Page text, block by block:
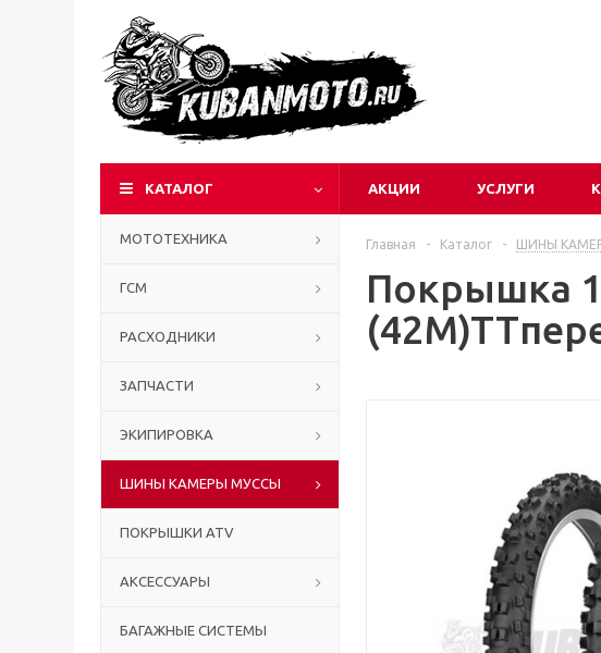
КАТАЛОГ АКЦИИ УСЛУГИ
МОТОТЕХНИКА
ГСМ
РАСХОДНИКИ
ЗАПЧАСТИ
ЭКИПИРОВКА
ШИНЫ КАМЕРЫ МУССЫ
ПОКРЫШКИ ATV
АКСЕССУАРЫ
БАГАЖНЫЕ СИСТЕМЫ
Главная - Каталог - ШИНЫ
Покрышка